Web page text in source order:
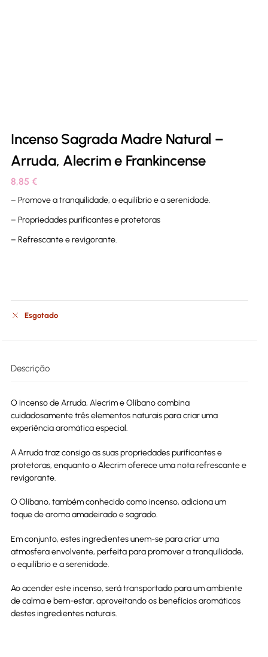
Incenso Sagrada Madre Natural –
Arruda, Alecrim e Frankincense
8,85 €
– Promove a tranquilidade, o equilíbrio e a serenidade.
– Propriedades purificantes e protetoras
– Refrescante e revigorante.
Esgotado
Descrição
O incenso de Arruda, Alecrim e Olíbano combina
cuidadosamente três elementos naturais para criar uma
experiência aromática especial.
A Arruda traz consigo as suas propriedades purificantes e
protetoras, enquanto o Alecrim oferece uma nota refrescante e
revigorante.
O Olíbano, também conhecido como incenso, adiciona um
toque de aroma amadeirado e sagrado.
Em conjunto, estes ingredientes unem-se para criar uma
atmosfera envolvente, perfeita para promover a tranquilidade,
o equilíbrio e a serenidade.
Ao acender este incenso, será transportado para um ambiente
de calma e bem-estar, aproveitando os benefícios aromáticos
destes ingredientes naturais.